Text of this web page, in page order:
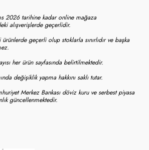
2026 tarihine kadar online mağaza
alışverişlerde geçerlidir.
geçerli olup stoklarla sınırlıdır ve başka
her ürün sayfasında belirtilmektedir.
değişiklik yapma hakkını saklı tutar.
Merkez Bankası döviz kuru ve serbest piyasa
güncellenmektedir.